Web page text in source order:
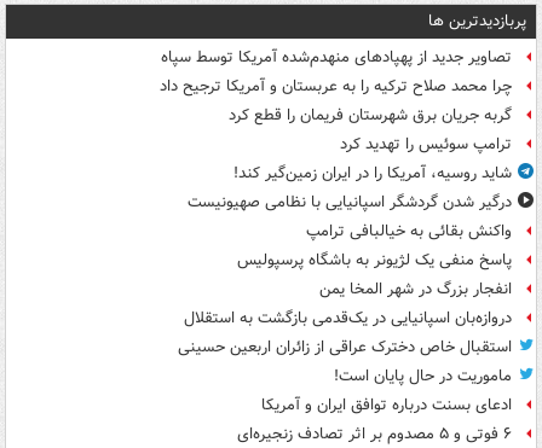
پربازدیدترین ها
تصاویر جدید از پهپادهای منهدم‌شده آمریکا توسط سپاه
چرا محمد صلاح ترکیه را به عربستان و آمریکا ترجیح داد
گربه جریان برق شهرستان فریمان را قطع کرد
ترامپ سوئیس را تهدید کرد
شاید روسیه، آمریکا را در ایران زمین‌گیر کند!
درگیر شدن گردشگر اسپانیایی با نظامی صهیونیست
واکنش بقائی به خیالبافی ترامپ
پاسخ منفی یک لژیونر به باشگاه پرسپولیس
انفجار بزرگ در شهر المخا یمن
دروازه‌بان اسپانیایی در یک‌قدمی بازگشت به استقلال
استقبال خاص دخترک عراقی از زائران اربعین حسینی
ماموریت در حال پایان است!
ادعای بسنت درباره توافق ایران و آمریکا
۶ فوتی و ۵ مصدوم بر اثر تصادف زنجیره‌ای